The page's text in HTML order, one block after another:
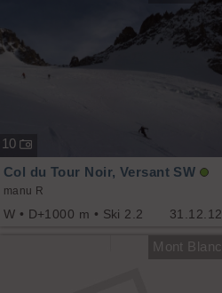
10
31.12.12
Col du Tour Noir, Versant SW
manu R
W • D+1000 m • Ski 2.2
Mont Blanc